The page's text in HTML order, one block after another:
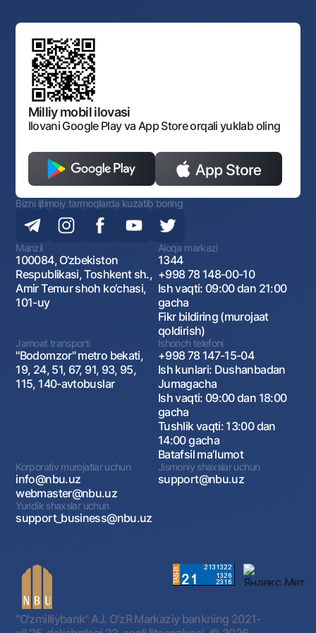
Aksilkorrupsiya
Korporativ uslub
Sayt haritasi
Ofis va bankomatlar
Shaxsiy ma'lumotlarni qayta ishlashga rozilik berish
O‘zbekiston Tasviriy san’at galereyasi
Standart shartnomalar
Normativ-huquqiy hujjatlar loyihalarini muhokama qilish
Normativ huquqiy hujjatlar
O'zbekiston Respublikasi Tashqi Iqtisodiy Faoliyat Milliy
Bankining ish tartibi va rejimi
Ochiq ma'lumotlar
Monopoliyaga qarshi komplaens
Milliy mobil ilovasi
Ilovani Google Play va App Store orqali yuklab oling
Bizni ijtimoiy tarmoqlarda kuzatib boring
Manzil
100084, O‘zbekiston
Respublikasi, Toshkent sh.,
Amir Temur shoh ko‘chasi,
101-uy
Aloqa markazi
1344
+998 78 148-00-10
Ish vaqti: 09:00 dan 21:00
gacha
Fikr bildiring (murojaat
qoldirish)
Jamoat transporti
"Bodomzor" metro bekati,
19, 24, 51, 67, 91, 93, 95,
115, 140-avtobuslar
Ishonch telefoni
+998 78 147-15-04
Ish kunlari: Dushanbadan
Jumagacha
Ish vaqti: 09:00 dan 18:00
gacha
Tushlik vaqti: 13:00 dan
14:00 gacha
Batafsil maʼlumot
Korporativ murojatlar uchun
info@nbu.uz
webmaster@nbu.uz
Jismoniy shaxslar uchun
support@nbu.uz
Yuridik shaxslar uchun
support_business@nbu.uz
"O'zmilliybank" AJ. OʻzR Markaziy bankning 2021-